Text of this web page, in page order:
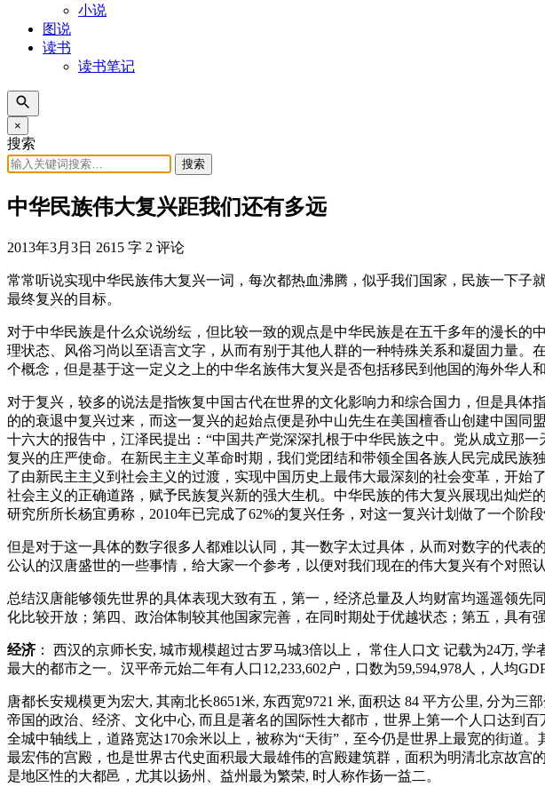
小说
图说
读书
读书笔记
×
搜索
搜索
中华民族伟大复兴距我们还有多远
2013年3月3日 2615 字 2 评论
常常听说实现中华民族伟大复兴一词，每次都热血沸腾，似乎我们国家，民族一下
最终复兴的目标。
对于中华民族是什么众说纷纭，但比较一致的观点是中华民族是在五千多年的漫长
理状态、风俗习尚以至语言文字，从而有别于其他人群的一种特殊关系和凝固力量
个概念，但是基于这一定义之上的中华名族伟大复兴是否包括移民到他国的海外华人
对于复兴，较多的说法是指恢复中国古代在世界的文化影响力和综合国力，但是具
的的衰退中复兴过来，而这一复兴的起始点便是孙中山先生在美国檀香山创建中国同
十六大的报告中，江泽民提出：“中国共产党深深扎根于中华民族之中。党从成立那
复兴的庄严使命。在新民主主义革命时期，我们党团结和带领全国各族人民完成民
了由新民主主义到社会主义的过渡，实现中国历史上最伟大最深刻的社会变革，开
社会主义的正确道路，赋予民族复兴新的强大生机。中华民族的伟大复兴展现出灿
研究所所长杨宜勇称，2010年已完成了62%的复兴任务，对这一复兴计划做了一个阶段
但是对于这一具体的数字很多人都难以认同，其一数字太过具体，从而对数字的代
公认的汉唐盛世的一些事情，给大家一个参考，以便对我们现在的伟大复兴有个对照认
总结汉唐能够领先世界的具体表现大致有五，第一，经济总量及人均财富均遥遥领
化比较开放；第四、政治体制较其他国家完善，在同时期处于优越状态；第五，具有强
经济： 西汉的京师长安, 城市规模超过古罗马城3倍以上， 常住人口文 记载为24万,
最大的都市之一。汉平帝元始二年有人口12,233,602户，口数为59,594,978人，人均
唐都长安规模更为宏大, 其南北长8651米, 东西宽9721 米, 面积达 84 平方公里, 分为
帝国的政治、经济、文化中心, 而且是著名的国际性大都市，世界上第一个人口达到
全城中轴线上，道路宽达170余米以上，被称为“天街”，至今仍是世界上最宽的街道
最宏伟的宫殿，也是世界古代史面积最大最雄伟的宫殿建筑群，面积为明清北京故
是地区性的大都邑，尤其以扬州、益州最为繁荣, 时人称作扬一益二。